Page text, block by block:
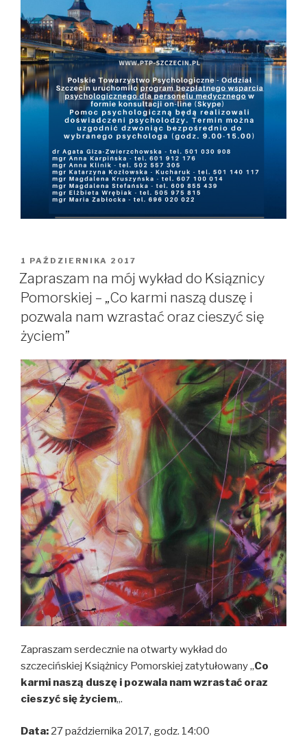
OPUBLIKOWANE
W
1 PAŹDZIERNIKA 2017
Zapraszam na mój wykład do Ksiąznicy
Pomorskiej – „Co karmi naszą duszę i
pozwala nam wzrastać oraz cieszyć się
życiem”
Zapraszam serdecznie na otwarty wykład do
szczecińskiej Książnicy Pomorskiej zatytułowany „Co
karmi naszą duszę i pozwala nam wzrastać oraz
cieszyć się życiem„.
Data: 27 października 2017, godz. 14:00